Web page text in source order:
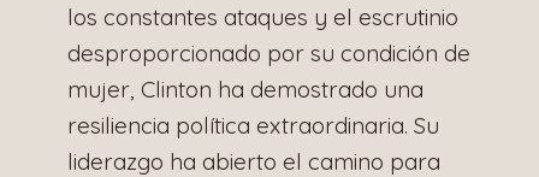
los constantes ataques y el escrutinio
desproporcionado por su condición de
mujer, Clinton ha demostrado una
resiliencia política extraordinaria. Su
liderazgo ha abierto el camino para